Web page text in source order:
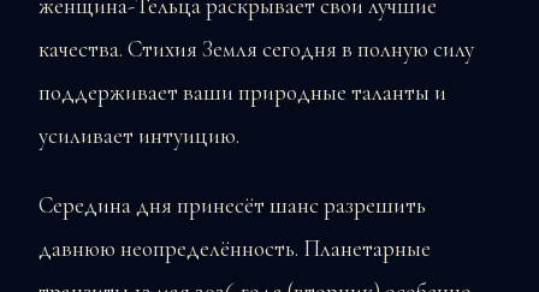
женщина-Тельца раскрывает свои лучшие
качества. Стихия Земля сегодня в полную силу
поддерживает ваши природные таланты и
усиливает интуицию.
Середина дня принесёт шанс разрешить
давнюю неопределённость. Планетарные